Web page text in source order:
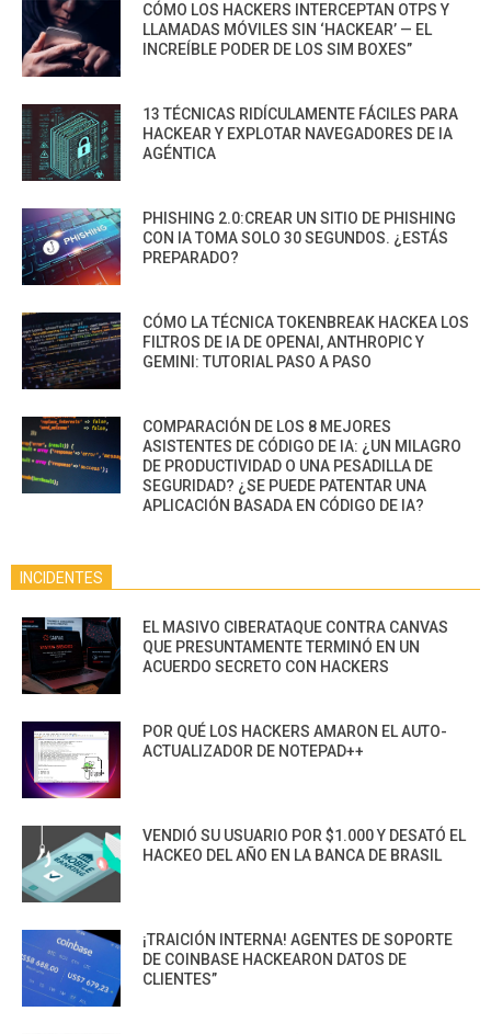
CÓMO LOS HACKERS INTERCEPTAN OTPS Y
LLAMADAS MÓVILES SIN ‘HACKEAR’ — EL
INCREÍBLE PODER DE LOS SIM BOXES”
13 TÉCNICAS RIDÍCULAMENTE FÁCILES PARA
HACKEAR Y EXPLOTAR NAVEGADORES DE IA
AGÉNTICA
PHISHING 2.0:CREAR UN SITIO DE PHISHING
CON IA TOMA SOLO 30 SEGUNDOS. ¿ESTÁS
PREPARADO?
CÓMO LA TÉCNICA TOKENBREAK HACKEA LOS
FILTROS DE IA DE OPENAI, ANTHROPIC Y
GEMINI: TUTORIAL PASO A PASO
COMPARACIÓN DE LOS 8 MEJORES
ASISTENTES DE CÓDIGO DE IA: ¿UN MILAGRO
DE PRODUCTIVIDAD O UNA PESADILLA DE
SEGURIDAD? ¿SE PUEDE PATENTAR UNA
APLICACIÓN BASADA EN CÓDIGO DE IA?
INCIDENTES
EL MASIVO CIBERATAQUE CONTRA CANVAS
QUE PRESUNTAMENTE TERMINÓ EN UN
ACUERDO SECRETO CON HACKERS
POR QUÉ LOS HACKERS AMARON EL AUTO-
ACTUALIZADOR DE NOTEPAD++
VENDIÓ SU USUARIO POR $1.000 Y DESATÓ EL
HACKEO DEL AÑO EN LA BANCA DE BRASIL
¡TRAICIÓN INTERNA! AGENTES DE SOPORTE
DE COINBASE HACKEARON DATOS DE
CLIENTES”